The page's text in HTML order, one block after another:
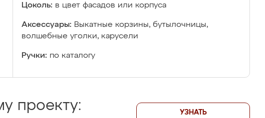
Цоколь: в цвет фасадов или корпуса
Аксессуары: Выкатные корзины, бутылочницы,
волшебные уголки, карусели
Ручки: по каталогу
проекту:
УЗНАТЬ